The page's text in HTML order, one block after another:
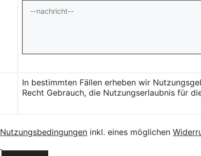
In bestimmten Fällen erheben wir
Recht Gebrauch, die Nutzungserlaubnis für
Nutzungsbedingungen inkl. eines möglichen